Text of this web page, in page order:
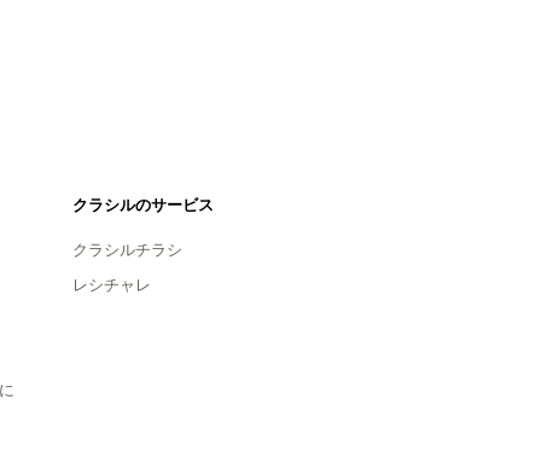
クラシルのサービス
クラシルチラシ
レシチャレ